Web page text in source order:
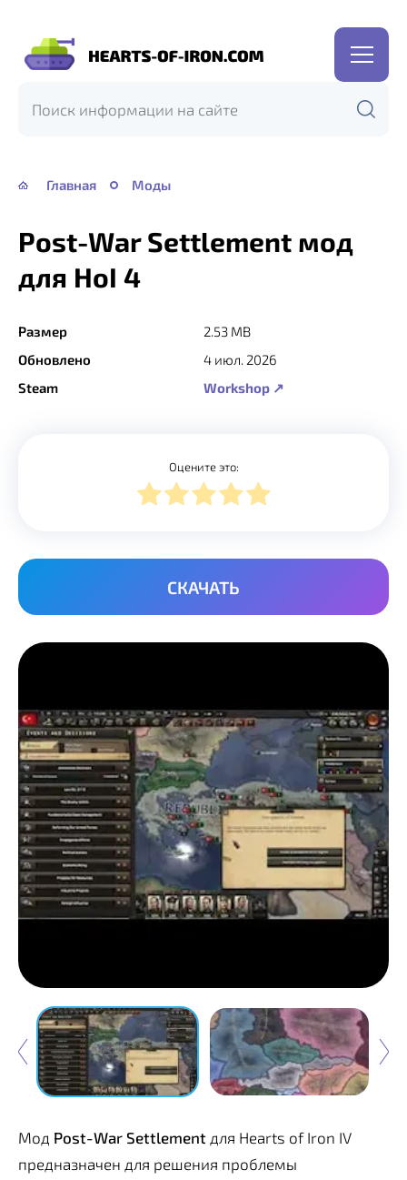
Hearts
Iron
Главная Моды
Post-War Settlement мод
для HoI 4
Размер
2.53 MB
Обновлено
4 июл. 2026
Steam
Workshop ↗
Оцените это:
СКАЧАТЬ
Мод Post-War Settlement для Hearts of Iron IV
предназначен для решения проблемы